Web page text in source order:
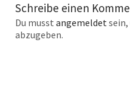
Schreibe einen
Du musst angemeldet
abzugeben.